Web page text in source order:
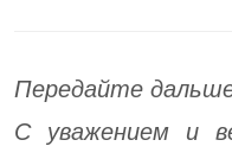
Передайте
С уважением и